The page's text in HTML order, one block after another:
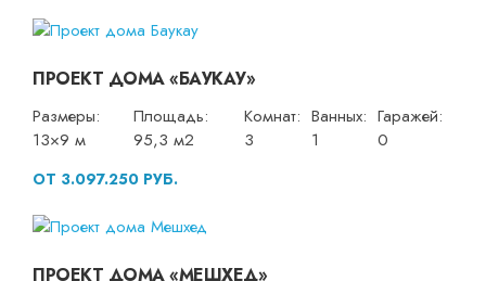
ПРОЕКТ ДОМА «БАУКАУ»
Размеры:
13×9 м
Площадь:
95,3 м2
Комнат:
3
Ванных:
1
Гаражей:
0
ОТ 3.097.250 РУБ.
ПРОЕКТ ДОМА «МЕШХЕД»